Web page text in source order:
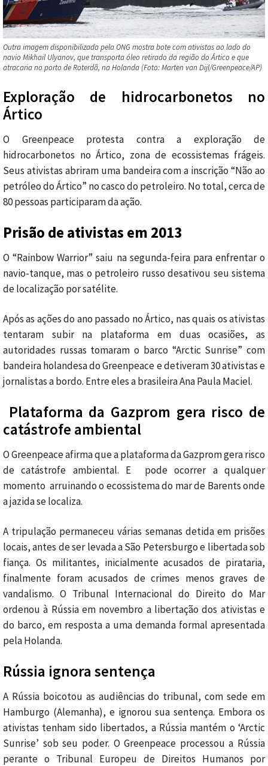
Outra imagem disponibilizada pela ONG mostra bote com ativistas ao lado do
navio Mikhail Ulyanov, que transporta óleo retirado da região do Ártico e que
atracaria no porto de Roterdã, na Holanda (Foto: Marten van Dijl/Greenpeace/AP)
Exploração de hidrocarbonetos no
Ártico
O Greenpeace protesta contra a exploração de
hidrocarbonetos no Ártico, zona de ecossistemas frágeis.
Seus ativistas abriram uma bandeira com a inscrição “Não ao
petróleo do Ártico” no casco do petroleiro. No total, cerca de
80 pessoas participaram da ação.
Prisão de ativistas em 2013
O “Rainbow Warrior” saiu na segunda-feira para enfrentar o
navio-tanque, mas o petroleiro russo desativou seu sistema
de localização por satélite.
Após as ações do ano passado no Ártico, nas quais os ativistas
tentaram subir na plataforma em duas ocasiões, as
autoridades russas tomaram o barco “Arctic Sunrise” com
bandeira holandesa do Greenpeace e detiveram 30 ativistas e
jornalistas a bordo. Entre eles a brasileira Ana Paula Maciel.
Plataforma da Gazprom gera risco de
catástrofe ambiental
O Greenpeace afirma que a plataforma da Gazprom gera risco
de catástrofe ambiental. E pode ocorrer a qualquer
momento arruinando o ecossistema do mar de Barents onde
a jazida se localiza.
A tripulação permaneceu várias semanas detida em prisões
locais, antes de ser levada a São Petersburgo e libertada sob
fiança. Os militantes, inicialmente acusados de pirataria,
finalmente foram acusados de crimes menos graves de
vandalismo. O Tribunal Internacional do Direito do Mar
ordenou à Rússia em novembro a libertação dos ativistas e
do barco, em resposta a uma demanda formal apresentada
pela Holanda.
Rússia ignora sentença
A Rússia boicotou as audiências do tribunal, com sede em
Hamburgo (Alemanha), e ignorou sua sentença. Embora os
ativistas tenham sido libertados, a Rússia mantém o ‘Arctic
Sunrise’ sob seu poder. O Greenpeace processou a Rússia
perante o Tribunal Europeu de Direitos Humanos por